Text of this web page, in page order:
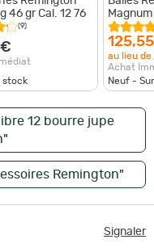
46 gr Cal. 12 76
(9)
stock
42.5 Par
au lieu de
Achat
Neuf -
12 bourre jupe
Remington"
Signaler